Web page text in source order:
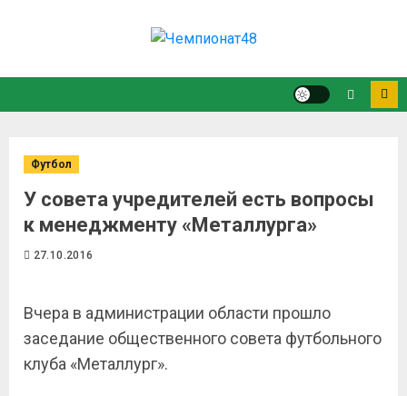
Футбол
У совета учредителей есть вопросы
к менеджменту «Металлурга»
27.10.2016
Вчера в администрации области прошло
заседание общественного совета футбольного
клуба «Металлург».